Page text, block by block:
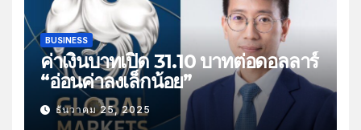
BUSINESS
ค่าเงินบาทเปิด 31.10 บาทต่อดอลลาร์
“อ่อนค่าลงเล็กน้อย”
ธันวาคม 25, 2025